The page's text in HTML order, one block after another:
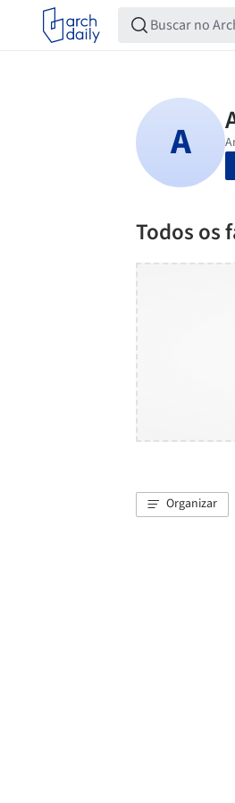
Todos os
Organizar